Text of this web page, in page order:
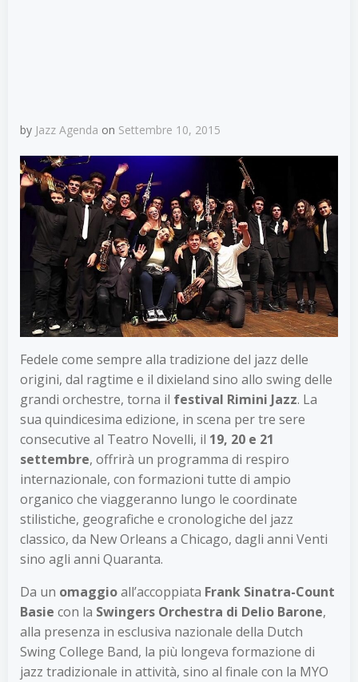
by Jazz Agenda on Settembre 10, 2015
Fedele come sempre alla tradizione del jazz delle
origini, dal ragtime e il dixieland sino allo swing delle
grandi orchestre, torna il festival Rimini Jazz. La
sua quindicesima edizione, in scena per tre sere
consecutive al Teatro Novelli, il 19, 20 e 21
settembre, offrirà un programma di respiro
internazionale, con formazioni tutte di ampio
organico che viaggeranno lungo le coordinate
stilistiche, geografiche e cronologiche del jazz
classico, da New Orleans a Chicago, dagli anni Venti
sino agli anni Quaranta.
Da un omaggioall’accoppiata Frank Sinatra-Count
Basie con la Swingers Orchestra di Delio Barone,
alla presenza in esclusiva nazionale della Dutch
Swing College Band, la più longeva formazione di
jazz tradizionale in attività, sino al finale con la MYO